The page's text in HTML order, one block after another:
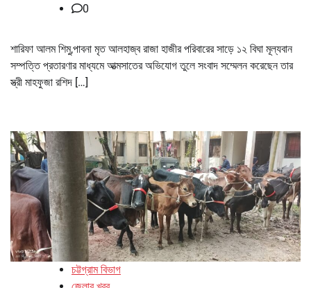
0
শারিফা আলম শিমু,পাবনা মৃত আলহাজ্ব রাজা হাজীর পরিবারের সাড়ে ১২ বিঘা মূল্যবান
সম্পত্তি প্রতারণার মাধ্যমে আত্মসাতের অভিযোগ তুলে সংবাদ সম্মেলন করেছেন তার
স্ত্রী মাহফুজা রশিদ […]
চট্টগ্রাম বিভাগ